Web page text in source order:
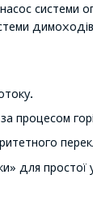
системи
процесом
для